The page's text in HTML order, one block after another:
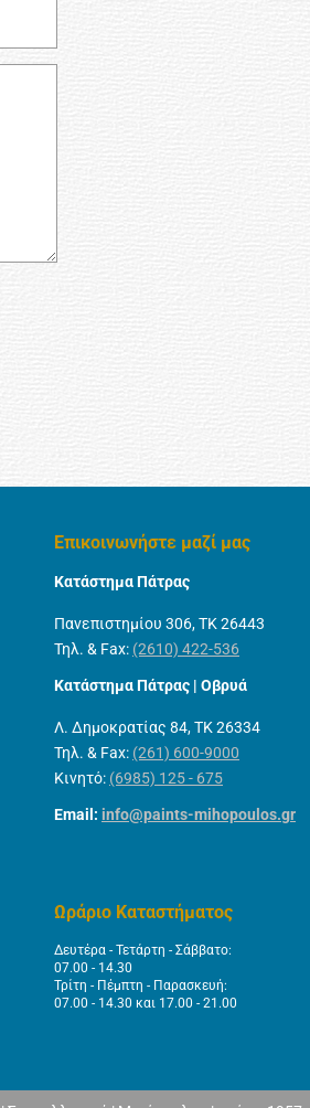
Επικοινωνήστε μαζί μας
Κατάστημα Πάτρας
Πανεπιστημίου 306, ΤΚ 26443
Τηλ. & Fax: (2610) 422-536
Κατάστημα Πάτρας | Οβρυά
Λ. Δημοκρατίας 84, ΤΚ 26334
Τηλ. & Fax: (261) 600-9000
Κινητό: (6985) 125 - 675
Email: info@paints-mihopoulos.gr
Ωράριο Καταστήματος
Δευτέρα - Τετάρτη - Σάββατο:
07.00 - 14.30
Τρίτη - Πέμπτη - Παρασκευή:
07.00 - 14.30 και 17.00 - 21.00